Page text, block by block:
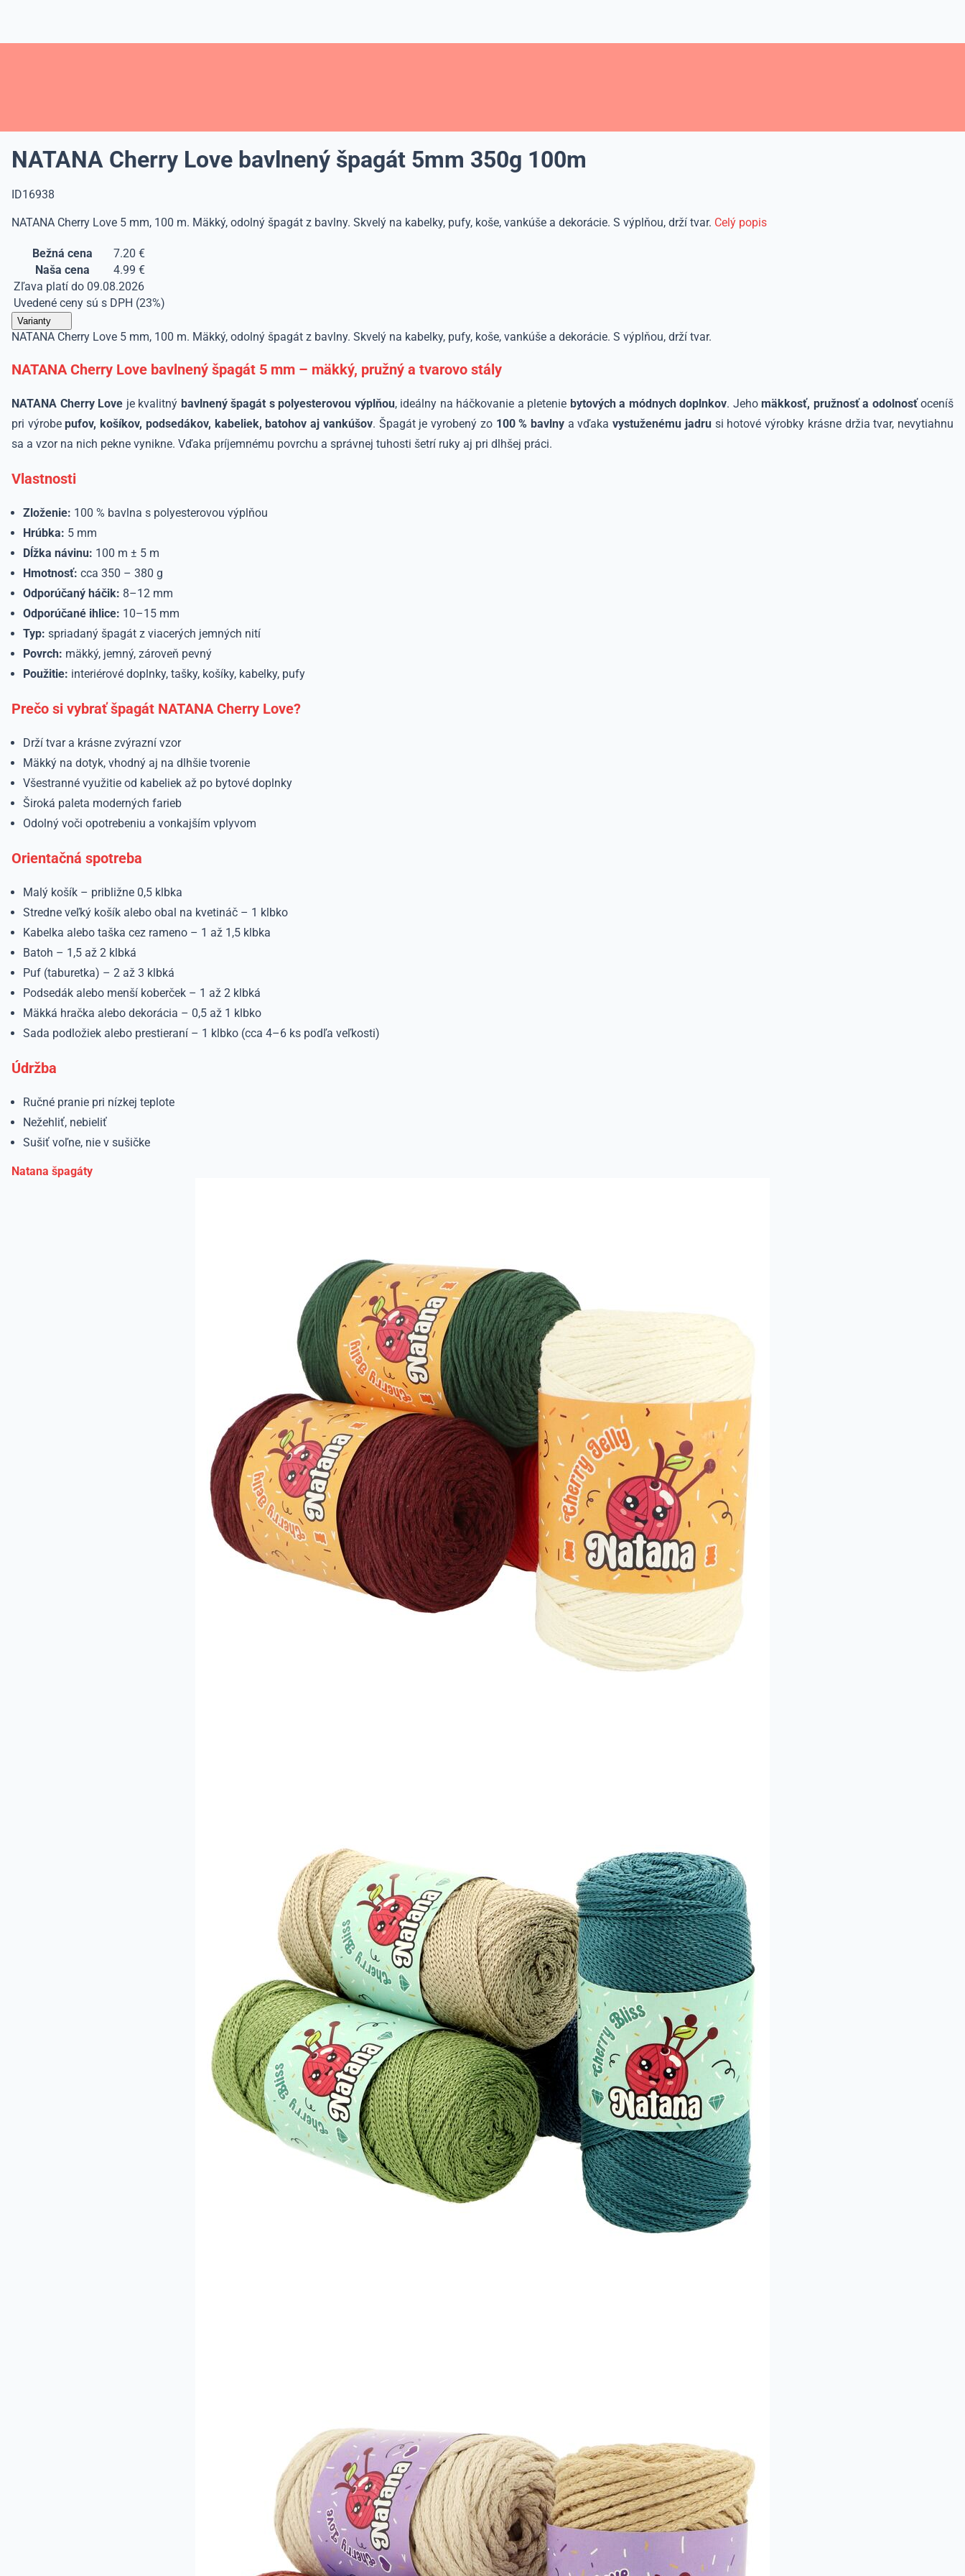
NATANA Cherry Love bavlnený špagát 5mm 350g 100m
ID16938
NATANA Cherry Love 5 mm, 100 m. Mäkký, odolný špagát z bavlny. Skvelý na kabelky, pufy, koše, vankúše a dekorácie. S výplňou, drží tvar. Celý popis
Bežná cena
7.20 €
Naša cena
4.99 €
Zľava platí do 09.08.2026
Uvedené ceny sú s DPH (23%)
Varianty
NATANA Cherry Love 5 mm, 100 m. Mäkký, odolný špagát z bavlny. Skvelý na kabelky, pufy, koše, vankúše a dekorácie. S výplňou, drží tvar.
NATANA Cherry Love bavlnený špagát 5 mm – mäkký, pružný a tvarovo stály
NATANA Cherry Love je kvalitný bavlnený špagát s polyesterovou výplňou, ideálny na háčkovanie a pletenie bytových a módnych doplnkov. Jeho mäkkosť, pružnosť a odolnosťoceníš
pri výrobepufov, košíkov, podsedákov, kabeliek, batohov aj vankúšov. Špagát je vyrobený zo 100 % bavlnya vďakavystuženému jadrusi hotové výrobky krásne držia tvar, nevytiahnu
sa a vzor na nich pekne vynikne. Vďaka príjemnému povrchu a správnej tuhosti šetrí ruky aj pri dlhšej práci.
Vlastnosti
Zloženie: 100 % bavlna s polyesterovou výplňou
Hrúbka: 5 mm
Dĺžka návinu: 100 m ± 5 m
Hmotnosť: cca 350 – 380 g
Odporúčaný háčik: 8–12 mm
Odporúčané ihlice: 10–15 mm
Typ: spriadaný špagát z viacerých jemných nití
Povrch: mäkký, jemný, zároveň pevný
Použitie: interiérové doplnky, tašky, košíky, kabelky, pufy
Prečo si vybrať špagát NATANA Cherry Love?
Drží tvar a krásne zvýrazní vzor
Mäkký na dotyk, vhodný aj na dlhšie tvorenie
Všestranné využitie od kabeliek až po bytové doplnky
Široká paleta moderných farieb
Odolný voči opotrebeniu a vonkajším vplyvom
Orientačná spotreba
Malý košík – približne 0,5 klbka
Stredne veľký košík alebo obal na kvetináč – 1 klbko
Kabelka alebo taška cez rameno – 1 až 1,5 klbka
Batoh – 1,5 až 2 klbká
Puf (taburetka) – 2 až 3 klbká
Podsedák alebo menší koberček – 1 až 2 klbká
Mäkká hračka alebo dekorácia – 0,5 až 1 klbko
Sada podložiek alebo prestieraní – 1 klbko (cca 4–6 ks podľa veľkosti)
Údržba
Ručné pranie pri nízkej teplote
Nežehliť, nebieliť
Sušiť voľne, nie v sušičke
Natana špagáty